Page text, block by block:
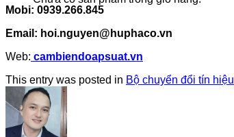
Mobi: 0939.266.845
Email: hoi.nguyen@huphaco.vn
Web: cambiendoapsuat.vn
This entry was posted in Bộ chuyển đổi tín hiệu